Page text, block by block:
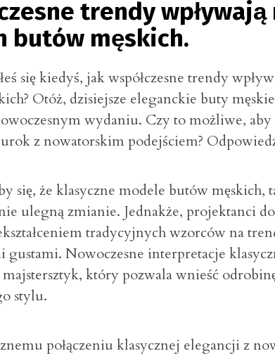
trendy wpływają
butów męskich.
się kiedyś, jak współczesne trendy
Otóż, dzisiejsze eleganckie buty
wydaniu. Czy to możliwe, aby
z nowatorskim podejściem?
się, że klasyczne modele butów męskich,
ulegną zmianie. Jednakże, projektanci
tradycyjnych wzorców na
gustami. Nowoczesne interpretacje
który pozwala wnieść
stylu.
połączeniu klasycznej elegancji z